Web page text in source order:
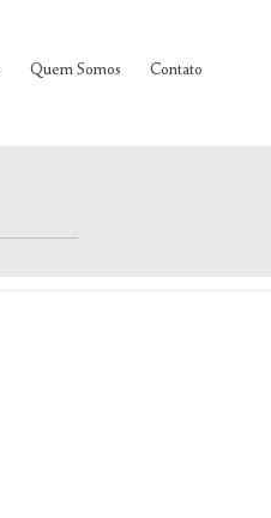
Quem Somos Contato